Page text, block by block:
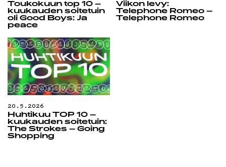
Toukokuun top 10 –
kuukauden soitetuin
oli Good Boys: Ja
peace
Viikon levy:
Telephone Romeo –
Telephone Romeo
20.5.2026
Huhtikuu TOP 10 –
kuukauden soitetuin:
The Strokes – Going
Shopping